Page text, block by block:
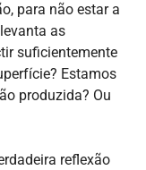
para não estar a
as
suficientemente
Estamos
produzida? Ou
reflexão